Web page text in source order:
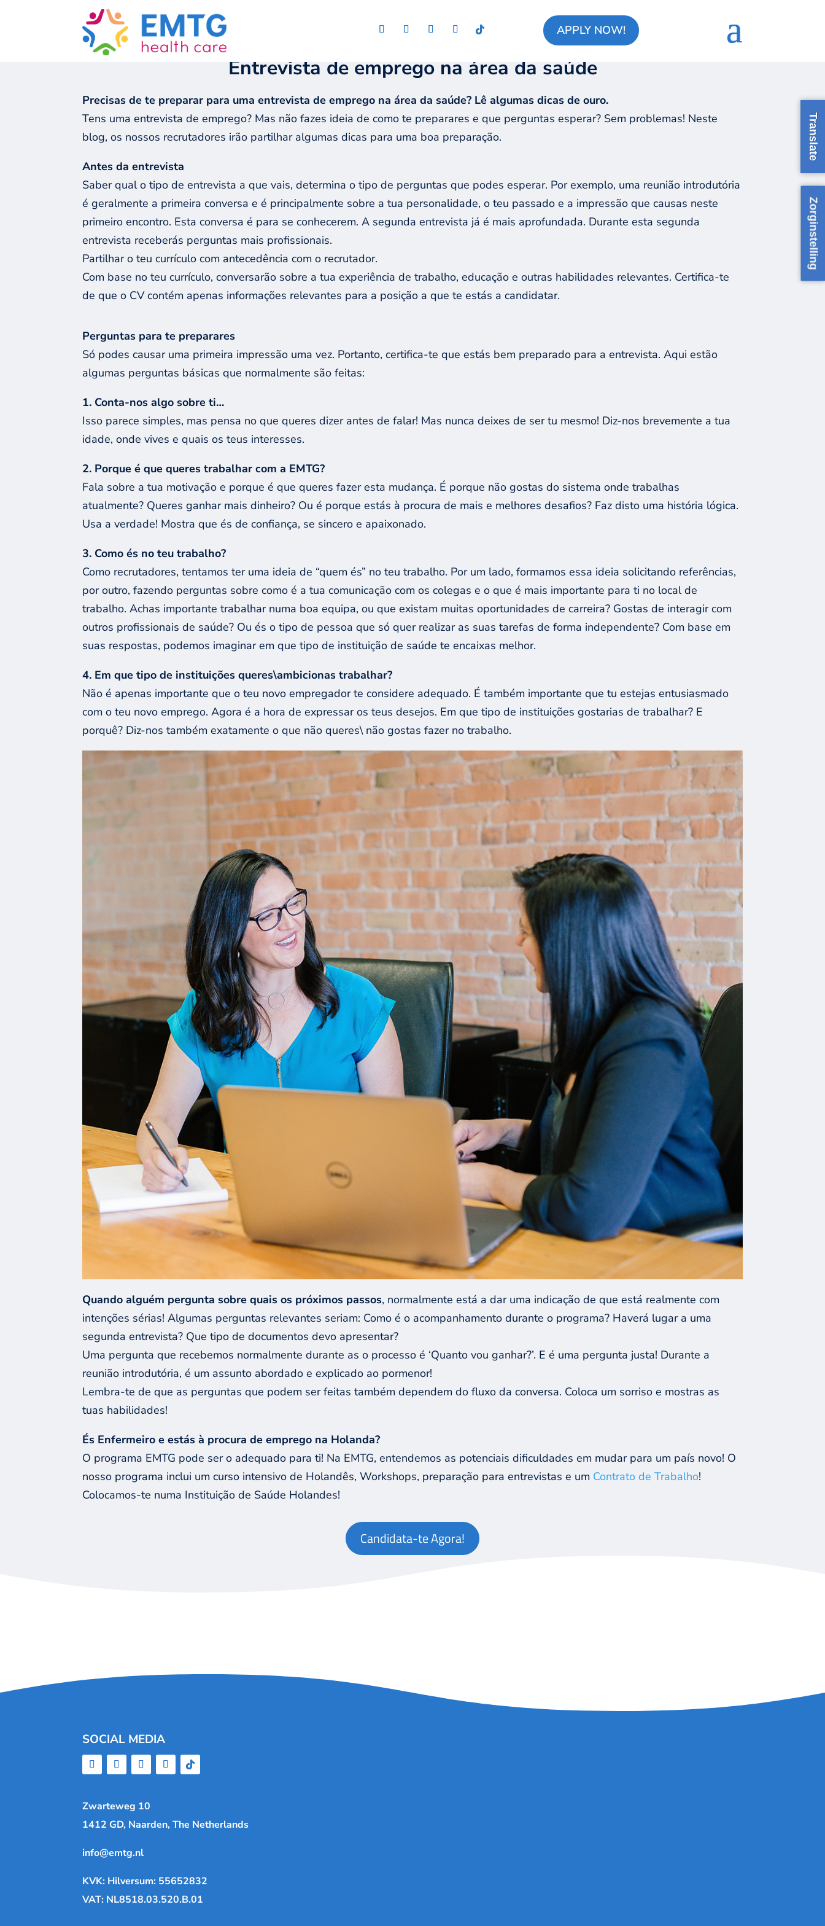
APPLY NOW!
Zorginstelling
GO BACK
Entrevista de emprego na área da saúde
Precisas de te preparar para uma entrevista de emprego na área da saúde? Lêalgumas dicas de ouro.
Tens uma entrevista de emprego? Mas não fazes ideia de como te preparares e que perguntas esperar? Sem problemas! Neste
blog, os nossos recrutadores irão partilhar algumas dicas para uma boa preparação.
Antes da entrevista
Saber qual o tipo de entrevista a que vais, determina o tipo de perguntas que podes esperar. Por exemplo, uma reunião introdutória
é geralmente a primeira conversa e é principalmente sobre a tua personalidade, o teu passado e a impressão que causas neste
primeiro encontro. Esta conversa é para se conhecerem. A segunda entrevista já é mais aprofundada. Durante esta segunda
entrevista receberás perguntas mais profissionais.
Partilhar o teu currículo com antecedência com o recrutador.
Com base no teu currículo, conversarão sobre a tua experiência de trabalho, educação e outras habilidades relevantes. Certifica-te
de que o CV contém apenas informações relevantes para a posição a que te estás a candidatar.
Perguntas parate preparares
Só podes causar uma primeira impressão uma vez. Portanto, certifica-te que estás bem preparado para a entrevista. Aqui estão
algumas perguntas básicas que normalmente são feitas:
1. Conta-nos algo sobre ti…
Isso parece simples, mas pensa no que queres dizer antes de falar! Mas nunca deixes de ser tu mesmo! Diz-nos brevemente a tua
idade, onde vives e quais os teus interesses.
2. Porque é quequeres trabalhar com a EMTG?
Fala sobre a tua motivação e porque é que queres fazer esta mudança. É porque não gostas do sistema onde trabalhas
atualmente? Queres ganhar mais dinheiro? Ou é porque estás à procura de mais e melhores desafios? Faz disto uma história lógica.
Usa a verdade! Mostra que és de confiança, se sincero e apaixonado.
3. Como és noteu trabalho?
Como recrutadores, tentamos ter uma ideia de “quem és” no teu trabalho. Por um lado, formamos essa ideia solicitando referências,
por outro, fazendo perguntas sobre como é a tua comunicação com os colegas e o que é mais importante para ti no local de
trabalho. Achas importante trabalhar numa boa equipa, ou que existam muitas oportunidades de carreira? Gostas de interagir com
outros profissionais de saúde? Ou és o tipo de pessoa que só quer realizar as suas tarefas de forma independente? Com base em
suas respostas, podemos imaginar em que tipo de instituição de saúde te encaixas melhor.
4. Em que tipo de instituiçõesqueres\ambicionas trabalhar?
Não é apenas importante que o teu novo empregador te considere adequado. É também importante que tu estejas entusiasmado
com o teu novo emprego. Agora é a hora de expressar os teus desejos. Em que tipo de instituições gostarias de trabalhar? E
porquê? Diz-nos também exatamente o que não queres\ não gostas fazer no trabalho.
Quando alguém pergunta sobre quais os próximos passos, normalmente está a dar uma indicação de que está realmente com
intenções sérias! Algumas perguntas relevantes seriam: Como é o acompanhamento durante o programa? Haverá lugar a uma
segunda entrevista? Que tipo de documentos devo apresentar?
Uma pergunta que recebemos normalmente durante as o processo é ‘Quanto vou ganhar?’. E é uma pergunta justa! Durante a
reunião introdutória, é um assunto abordado e explicado ao pormenor!
Lembra-te de que as perguntas que podem ser feitas também dependem do fluxo da conversa. Coloca um sorriso e mostras as
tuas habilidades!
És Enfermeiroe estás à procura de emprego na Holanda?
O programa EMTG pode ser o adequado para ti! Na EMTG, entendemos as potenciais dificuldades em mudar para um país novo! O
nosso programa inclui um curso intensivo de Holandês, Workshops, preparação para entrevistas e um Contrato de Trabalho!
Colocamos-te numa Instituição de Saúde Holandes!
Candidata-te Agora!
SOCIAL MEDIA
Zwarteweg 10
1412 GD, Naarden, The Netherlands
info@emtg.nl
KVK: Hilversum: 55652832
VAT: NL8518.03.520.B.01
Translate